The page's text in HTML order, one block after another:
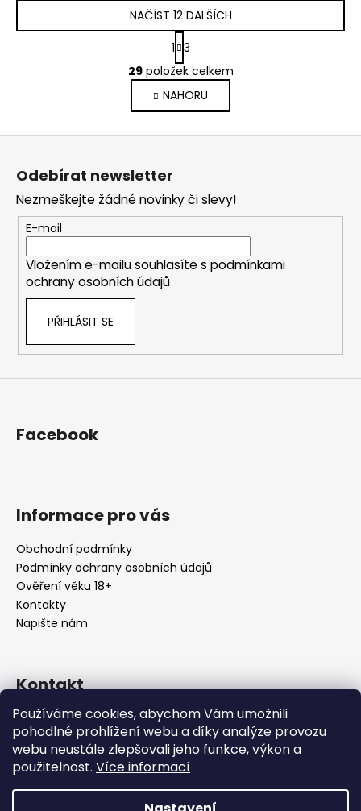
Používáme cookies, abychom Vám umožnili
pohodlné prohlížení webu a díky analýze provozu
webu neustále zlepšovali jeho funkce, výkon a
použitelnost. Více informací
O
v
l
á
d
p
r
v
k
y
u
NAČÍST 12 DALŠÍCH
S
t
r
á
n
k
o
í
1 3
29položek celkem
NAHORU
Odebírat newsletter
Nezmeškejte žádné novinky či slevy!
E-mail
Vložením e-mailu souhlasíte s podmínkami
ochrany osobních údajů
PŘIHLÁSIT SE
Facebook
Informace pro vás
Obchodní podmínky
Podmínky ochrany osobních údajů
Ověření věku 18+
Kontakty
Napište nám
Kontakt
info@urbansmoke.cz
+420602745932
UrbanSmoke
urbansmoke_shop